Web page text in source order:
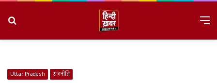
Uttar Pradesh राजनीति